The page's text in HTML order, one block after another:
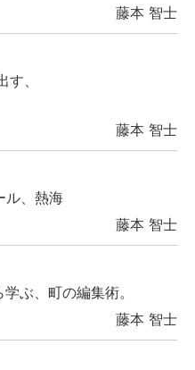
藤本 智士
、
藤本 智士
ル、熱海
藤本 智士
ぶ、町の編集術。
藤本 智士